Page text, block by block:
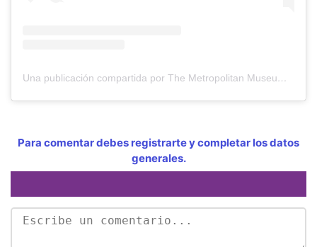
Una publicación compartida por The Metropolitan Museum of Art (@metmuseum)
Para comentar debes registrarte y completar los datos
generales.